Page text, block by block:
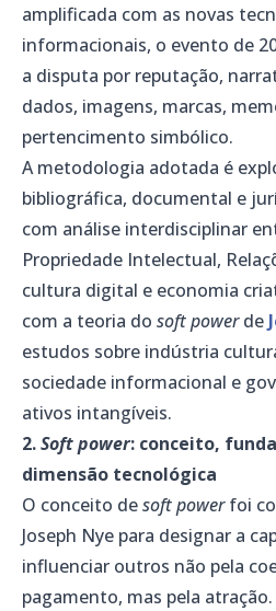
amplificada com as novas
informacionais, o evento de
a disputa por reputação,
dados, imagens, marcas,
pertencimento simbólico.
A metodologia adotada é
bibliográfica, documental e
com análise interdisciplinar
Propriedade Intelectual,
cultura digital e economia
com a teoria do soft powerde
estudos sobre indústria
sociedade informacional e
ativos intangíveis.
2.Soft power: conceito,
dimensão tecnológica
O conceito desoft powerfoi
Joseph Nye para designar a
influenciar outros não pela
pagamento, mas pela atração.